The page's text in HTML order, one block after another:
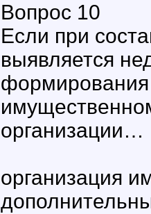
Вопрос 10
Если при
выявляется
формирования
организации…
организация